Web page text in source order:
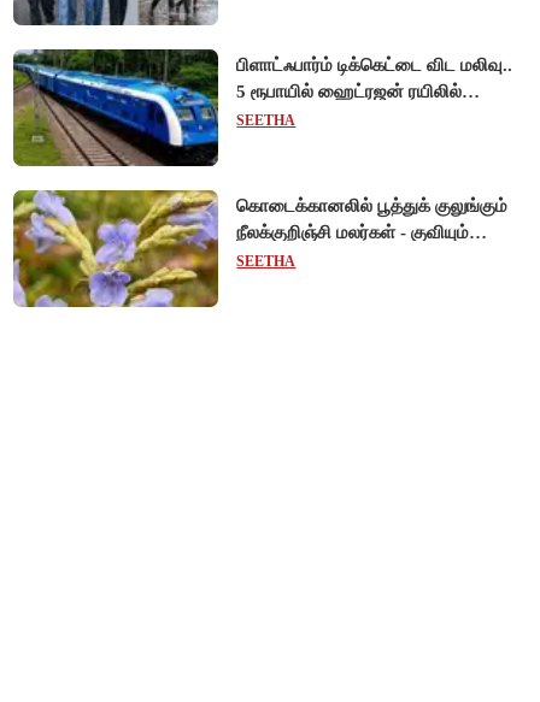
பிளாட்ஃபார்ம் டிக்கெட்டை விட மலிவு..
5 ரூபாயில் ஹைட்ரஜன் ரயிலில்
பயணிக்கலாம்!
SEETHA
கொடைக்கானலில் பூத்துக் குலுங்கும்
நீலக்குறிஞ்சி மலர்கள் - குவியும்
சுற்றுலாப் பயணிகள்!
SEETHA